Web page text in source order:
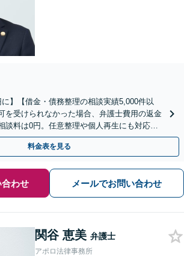
に】【借金・債務整理の相談実績5,000件以
を受けられなかった場合、弁護士費用の返金
談料は0円。任意整理や個人再生にも対応
受付】【費用の分割払い可】
料金表を見る
わせ メールでお問い合わせ
関谷 恵美 弁護士
アポロ法律事務所